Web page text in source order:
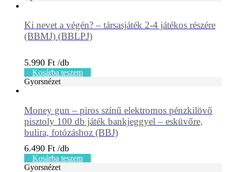
Ki nevet a végén? – társasjáték 2-4 játékos részére
(BBMJ) (BBLPJ)
5.990 Ft
Kosárba teszem
Gyorsnézet
Money gun – piros színű elektromos pénzkilövő
pisztoly 100 db játék bankjeggyel – esküvőre,
bulira, fotózáshoz (BBJ)
6.490 Ft
Kosárba teszem
Gyorsnézet